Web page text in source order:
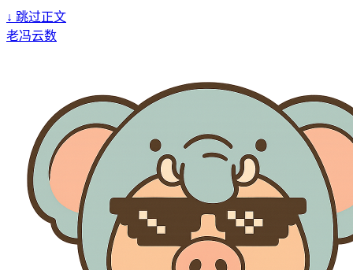
↓ 跳过正文
老冯云数